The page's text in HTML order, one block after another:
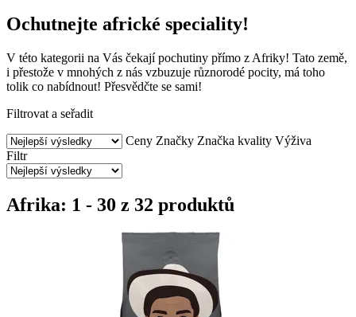
Ochutnejte africké speciality!
V této kategorii na Vás čekají pochutiny přímo z Afriky! Tato země,
i přestože v mnohých z nás vzbuzuje různorodé pocity, má toho
tolik co nabídnout! Přesvědčte se sami!
Filtrovat a seřadit
Ceny Značky Značka kvality Výživa
Filtr
Afrika: 1 - 30 z 32 produktů